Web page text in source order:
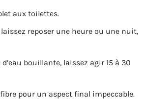
aux toilettes.
reposer une heure ou une nuit,
bouillante, laissez agir 15 à 30
pour un aspect final impeccable.